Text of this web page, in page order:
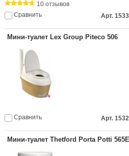
Сравнить
10 отзывов
Арт.
Мини-туалет Lex Group Piteco 506
Сравнить Арт.
Мини-туалет Thetford Porta Potti 565E